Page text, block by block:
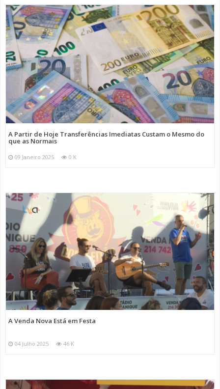
A Partir de Hoje Transferências Imediatas Custam o Mesmo do
que as Normais
09 Janeiro 2025 0 K
A Venda Nova Está em Festa
04 Julho 2025 46 K